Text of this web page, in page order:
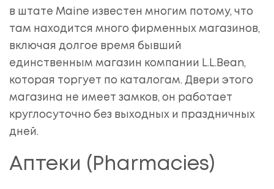
в штате Maine известен многим потому, что
там находится много фирменных магазинов,
включая долгое время бывший
единственным магазин компании L.L.Bean,
которая торгует по каталогам. Двери этого
магазина не имеет замков, он работает
круглосуточно без выходных и праздничных
дней.
Аптеки (Pharmacies)